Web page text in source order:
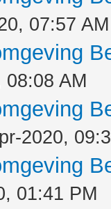
07:57 AM
08:08 AM
2020,
01:41 PM